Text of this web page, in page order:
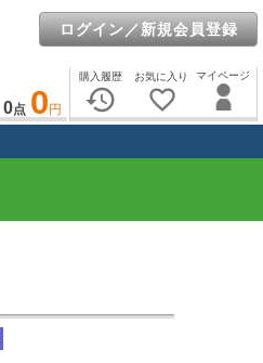
ログイン／新規会員登録
マイページ
お気に入り
favorite_border
購入履歴
history
0点 0 円